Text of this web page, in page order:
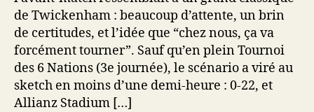
de Twickenham : beaucoup d’attente, un brin
de certitudes, et l’idée que “chez nous, ça va
forcément tourner”. Sauf qu’en plein Tournoi
des 6 Nations (3e journée), le scénario a viré au
sketch en moins d’une demi-heure : 0-22, et
Allianz Stadium […]